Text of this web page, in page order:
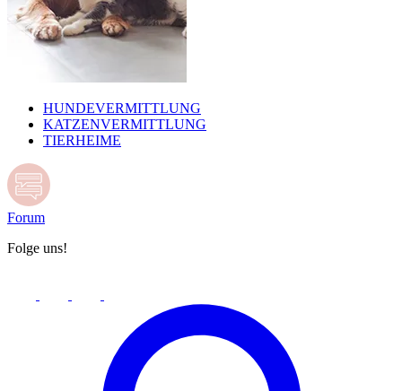
HUNDEVERMITTLUNG
KATZENVERMITTLUNG
TIERHEIME
Forum
Folge uns!